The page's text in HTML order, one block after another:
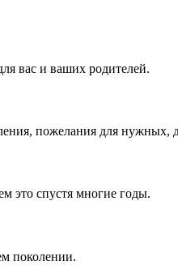
вас и ваших родителей.
пожелания для нужных,
это спустя многие годы.
поколении.